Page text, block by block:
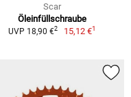
Scar
Öleinfüllschraube
UVP 18,90 €2 15,12 €1